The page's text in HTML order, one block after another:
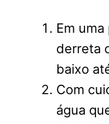
Em
derreta
baixo
Com
água